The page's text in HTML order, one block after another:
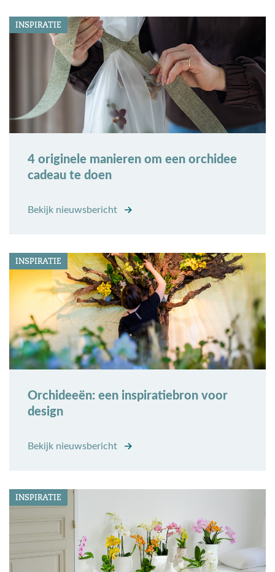
INSPIRATIE
4 originele manieren om een orchidee
cadeau te doen
Bekijk nieuwsbericht
INSPIRATIE
Orchideeën: een inspiratiebron voor
design
Bekijk nieuwsbericht
INSPIRATIE